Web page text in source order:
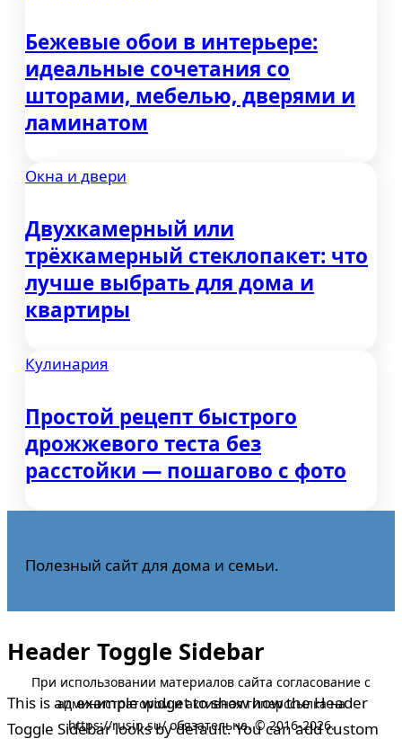
Бежевые обои в интерьере:
идеальные сочетания со
шторами, мебелью, дверями и
ламинатом
Окна и двери
Двухкамерный или
трёхкамерный стеклопакет: что
лучше выбрать для дома и
квартиры
Кулинария
Простой рецепт быстрого
дрожжевого теста без
расстойки — пошагово с фото
Полезный сайт для дома и семьи.
Header Toggle Sidebar
This is an example widget to show how the Header
Toggle Sidebar looks by default. You can add custom